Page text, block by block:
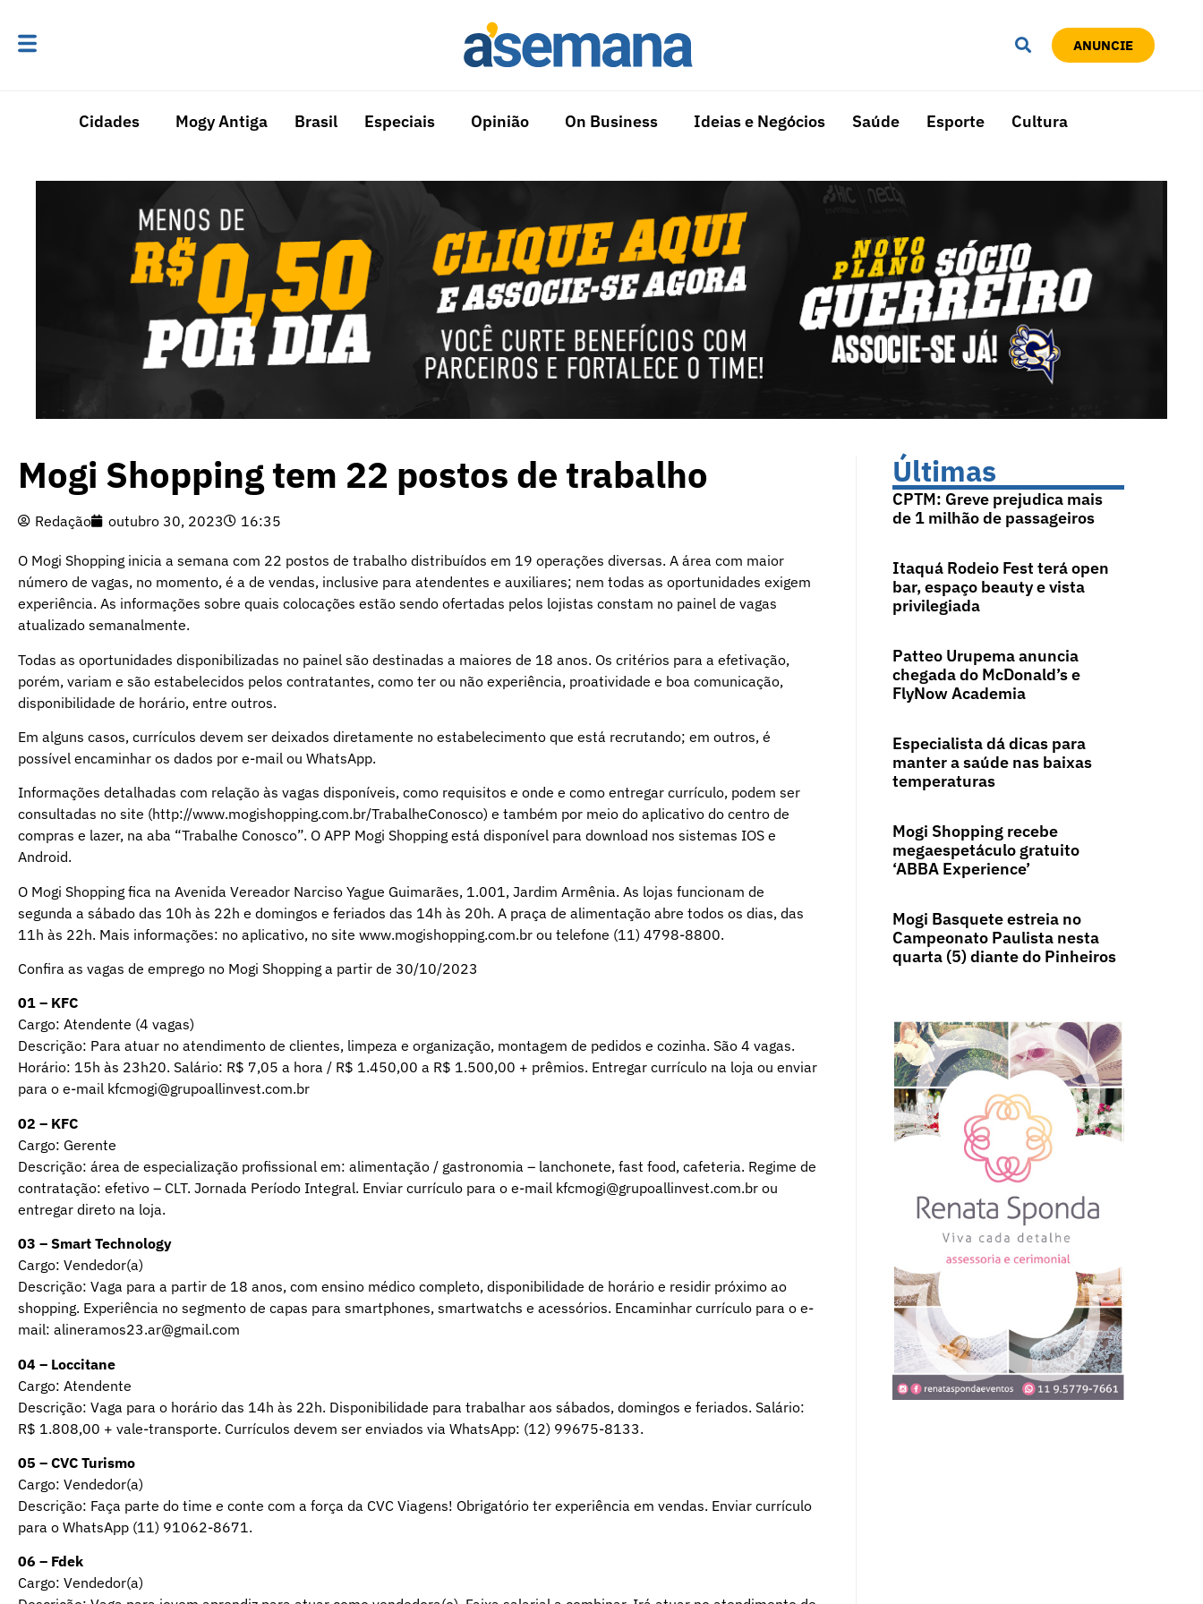
ANUNCIE
Cidades Mogy Antiga Brasil Especiais Opinião On Business Ideias e Negócios Saúde Esporte Cultura
Mogi Shopping tem 22 postos de trabalho
Redação outubro 30, 2023 16:35
O Mogi Shopping inicia a semana com 22 postos de trabalho distribuídos em 19 operações diversas. A área com maior
número de vagas, no momento, é a de vendas, inclusive para atendentes e auxiliares; nem todas as oportunidades exigem
experiência. As informações sobre quais colocações estão sendo ofertadas pelos lojistas constam no painel de vagas
atualizado semanalmente.
Todas as oportunidades disponibilizadas no painel são destinadas a maiores de 18 anos. Os critérios para a efetivação,
porém, variam e são estabelecidos pelos contratantes, como ter ou não experiência, proatividade e boa comunicação,
disponibilidade de horário, entre outros.
Em alguns casos, currículos devem ser deixados diretamente no estabelecimento que está recrutando; em outros, é
possível encaminhar os dados por e-mail ou WhatsApp.
Informações detalhadas com relação às vagas disponíveis, como requisitos e onde e como entregar currículo, podem ser
consultadas no site (http://www.mogishopping.com.br/TrabalheConosco) e também por meio do aplicativo do centro de
compras e lazer, na aba “Trabalhe Conosco”. O APP Mogi Shopping está disponível para download nos sistemas IOS e
Android.
O Mogi Shopping fica na Avenida Vereador Narciso Yague Guimarães, 1.001, Jardim Armênia. As lojas funcionam de
segunda a sábado das 10h às 22h e domingos e feriados das 14h às 20h. A praça de alimentação abre todos os dias, das
11h às 22h. Mais informações: no aplicativo, no site www.mogishopping.com.br ou telefone (11) 4798-8800.
Confira as vagas de emprego no Mogi Shopping a partir de 30/10/2023
01 – KFC
Cargo: Atendente (4 vagas)
Descrição: Para atuar no atendimento de clientes, limpeza e organização, montagem de pedidos e cozinha. São 4 vagas.
Horário: 15h às 23h20. Salário: R$ 7,05 a hora / R$ 1.450,00 a R$ 1.500,00 + prêmios. Entregar currículo na loja ou enviar
para o e-mail kfcmogi@grupoallinvest.com.br
02 – KFC
Cargo: Gerente
Descrição: área de especialização profissional em: alimentação / gastronomia – lanchonete, fast food, cafeteria. Regime de
contratação: efetivo – CLT. Jornada Período Integral. Enviar currículo para o e-mail kfcmogi@grupoallinvest.com.br ou
entregar direto na loja.
03 – Smart Technology
Cargo: Vendedor(a)
Descrição: Vaga para a partir de 18 anos, com ensino médico completo, disponibilidade de horário e residir próximo ao
shopping. Experiência no segmento de capas para smartphones, smartwatchs e acessórios. Encaminhar currículo para o e-
mail: alineramos23.ar@gmail.com
04 – Loccitane
Cargo: Atendente
Descrição: Vaga para o horário das 14h às 22h. Disponibilidade para trabalhar aos sábados, domingos e feriados. Salário:
R$ 1.808,00 + vale-transporte. Currículos devem ser enviados via WhatsApp: (12) 99675-8133.
05 – CVC Turismo
Cargo: Vendedor(a)
Descrição: Faça parte do time e conte com a força da CVC Viagens! Obrigatório ter experiência em vendas. Enviar currículo
para o WhatsApp (11) 91062-8671.
06 – Fdek
Cargo: Vendedor(a)
Últimas
CPTM: Greve prejudica mais
de 1 milhão de passageiros
Itaquá Rodeio Fest terá open
bar, espaço beauty e vista
privilegiada
Patteo Urupema anuncia
chegada do McDonald’s e
FlyNow Academia
Especialista dá dicas para
manter a saúde nas baixas
temperaturas
Mogi Shopping recebe
megaespetáculo gratuito
‘ABBA Experience’
Mogi Basquete estreia no
Campeonato Paulista nesta
quarta (5) diante do Pinheiros